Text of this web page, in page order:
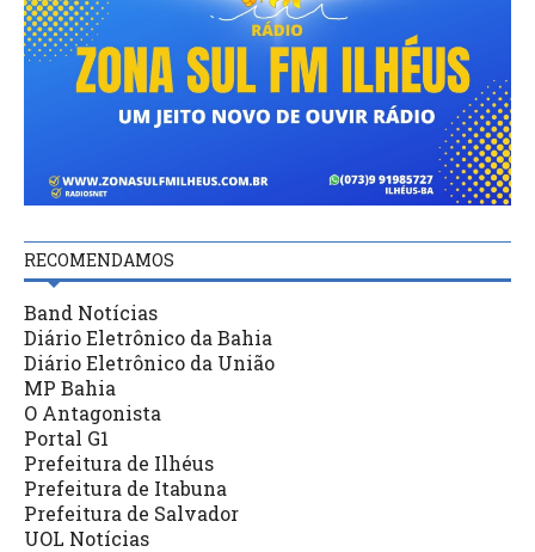
RECOMENDAMOS
Band Notícias
Diário Eletrônico da Bahia
Diário Eletrônico da União
MP Bahia
O Antagonista
Portal G1
Prefeitura de Ilhéus
Prefeitura de Itabuna
Prefeitura de Salvador
UOL Notícias